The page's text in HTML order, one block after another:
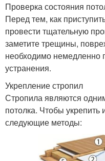
Проверка состояния
Перед тем, как
провести тщательную
заметите трещины,
необходимо немедленно
устранения.
Укрепление стропил
Стропила являются
потолка. Чтобы укрепить
следующие методы: